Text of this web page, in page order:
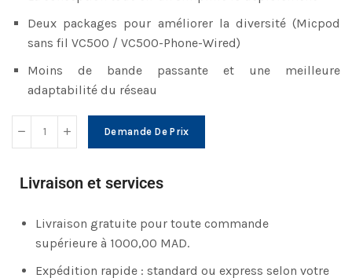
Deux packages pour améliorer la diversité (Micpod
sans fil VC500 / VC500-Phone-Wired)
Moins de bande passante et une meilleure
adaptabilité du réseau
Demande De Prix
Livraison et services
Livraison gratuite pour toute commande
supérieure à 1000,00 MAD.
Expédition rapide : standard ou express selon votre